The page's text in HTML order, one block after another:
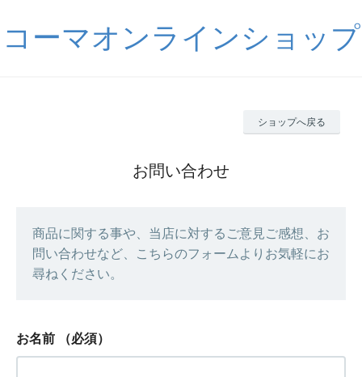
コーマオンラインショップ
ショップへ戻る
お問い合わせ
商品に関する事や、当店に対するご意見ご感想、お
問い合わせなど、こちらのフォームよりお気軽にお
尋ねください。
お名前 （必須）